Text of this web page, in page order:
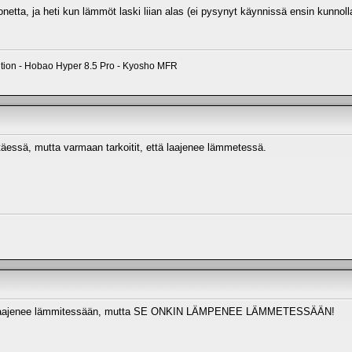
ja heti kun lämmöt laski liian alas (ei pysynyt käynnissä ensin
- Hobao Hyper 8.5 Pro - Kyosho MFR
mutta varmaan tarkoitit, että laajenee lämmetessä.
lämmitessään, mutta SE ONKIN LÄMPENEE LÄMMETESSÄÄN!